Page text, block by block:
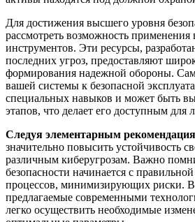
Для достижения высшего уровня
рассмотреть возможность применения
инструментов. Эти ресурсы,
последних угроз, предоставляют
формирования надежной обороны.
вашей системы к безопасной
специальных навыков и может быть
этапов, что делает его доступным для
Следуя элементарным
значительно повысить устойчивость
различным киберугрозам. Важно
безопасности начинается с
процессов, минимизирующих риски.
предлагаемые современными
легко осуществить необходимые